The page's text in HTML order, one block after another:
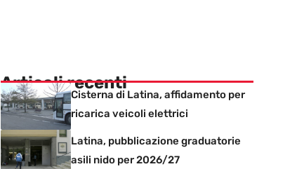
Articoli recenti
Cisterna di Latina, affidamento per
ricarica veicoli elettrici
Latina, pubblicazione graduatorie
asili nido per 2026/27